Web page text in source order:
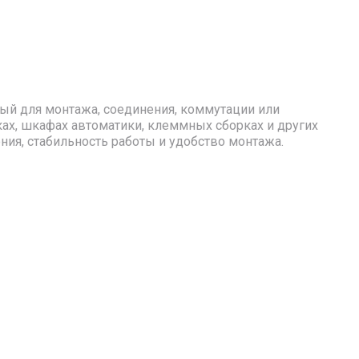
для монтажа, соединения, коммутации или
шкафах автоматики, клеммных сборках и других
стабильность работы и удобство монтажа.